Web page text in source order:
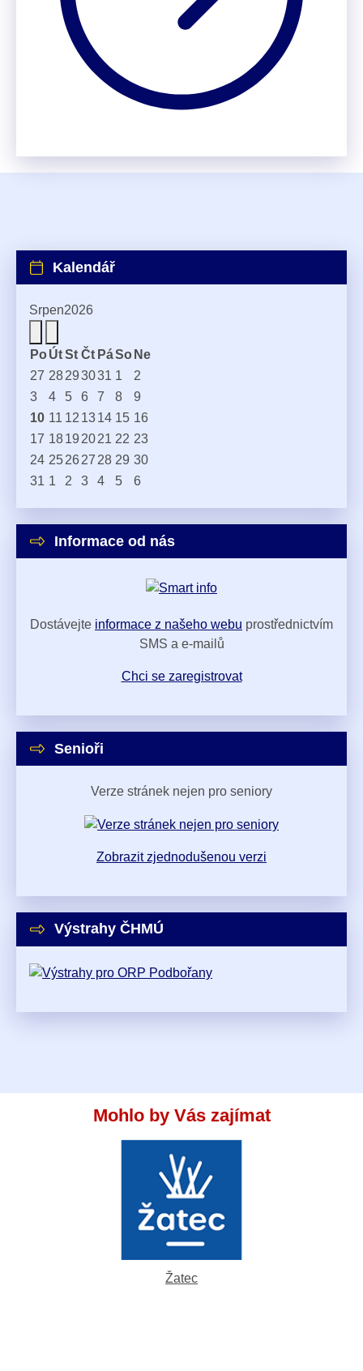
Kalendář
Srpen2026
PoÚtSt Čt PáSo Ne
27 28293031 1
2
3
4 5 6 7 8
9
10 11 12 1314 15 16
17 1819 2021 22 23
24 252627 28 29 30
31 1 2 3 4 5 6
Informace od nás
Dostávejte informace z našeho webu prostřednictvím
SMS a e-mailů
Chci se zaregistrovat
Senioři
Verze stránek nejen pro seniory
Zobrazit zjednodušenou verzi
Výstrahy ČHMÚ
Mohlo by Vás zajímat
Žatec